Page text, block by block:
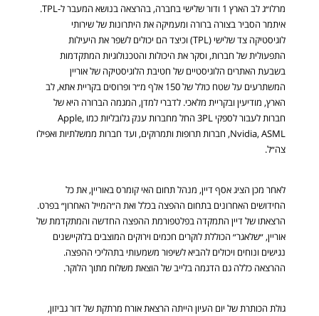
מרלו״ג לב הארץ 1 ודור שלישי בחברה, בהרצאה בנושא המעבר ל-TPL.
איתמר הסביר בצורה ברורה ומעמיקה את היתרונות של שירותי
לוגיסטיקה צד שלישי (TPL) וכיצד הם יכולים לשפר את היעילות
התפעולית של חברות, וסקר את היכולות והטכנולוגיות המתקדמות
בשבעת האתרים הלוגיסטיים של חטיבת הלוגיסטיקה של אוריין
המשתרעים על שטח כולל של 150 אלף מ״ר ופרוסים בקריית אתא, לב
הארץ, מודיעין ובקריית מלאכי. לדברי למדן, המגמה הברורה היא של
חברות לעבור לספקי 3PL החל מחברות ענק גלובליות כמו Apple,
Nvidia, ASML, חברות תרופות ותמרוקים, ועד חברות ממשלתיות ואפילו
צה״ל.
לאחר מכן הציג אסף דיין, מנהל תחום האי קומרס באוריין, את כל
החידושים האחרונים בתחום ההפצה בכלל ואת ה״המייל האחרון״ בפרט.
הרצאתו של דיין התמקדה בפלטפורמת ההפצה החדשה והמתקדמת של
אוריין, ״שלאגר״ הכוללת לוקרים חכמים וירוקים המוצבים בלוקיישנים
נגישים ונוחים ויכולים להביא לשיפור משמעותי בתהליכי ההפצה.
ההרצאה כללה גם הדגמה בלייב של הוצאת משלוח מתוך הלוקר.
גולת הכותרת של יום העיון הייתה הרצאת אורח מרתקת של דור גביזון,